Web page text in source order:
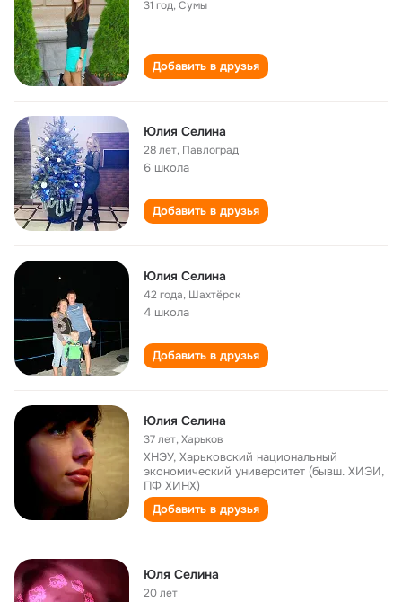
31 год,Сумы
Добавить в друзья
Юлия Селина
28 лет, Павлоград
6 школа
Добавить в друзья
Юлия Селина
42 года, Шахтёрск
4 школа
Добавить в друзья
Юлия Селина
37 лет,Харьков
ХНЭУ, Харьковский национальный
экономический университет (бывш. ХИЭИ,
ПФ ХИНХ)
Добавить в друзья
Юля Селина
20 лет